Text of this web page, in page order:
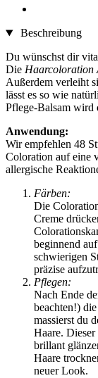
Beschreibung
Du wünschst dir
Die Haarcoloration
Außerdem verleiht
lässt es so wie
Pflege-Balsam wird
Anwendung:
Wir empfehlen 48
Coloration auf eine
allergische
Färben:
Die
Creme
beginnend
schwierigen
präzise
Pflegen:
Nach Ende
beachten!)
massierst du
Haare.
brillant
Haare
neuer Look.